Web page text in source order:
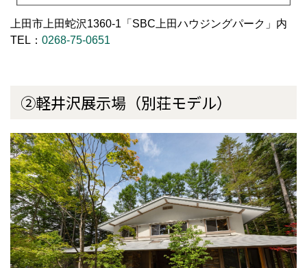
上田市上田蛇沢1360-1「SBC上田ハウジングパーク」内
TEL： 0268-75-0651
②軽井沢展示場（別荘モデル）